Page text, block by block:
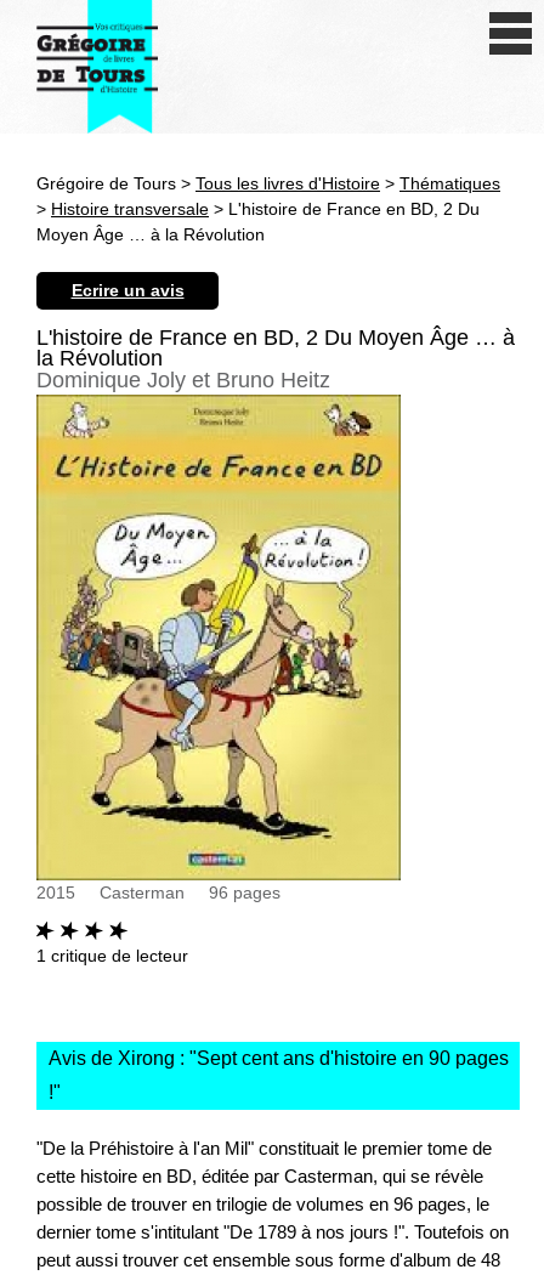
Antiquité
XXe siècle
Autres civilisations
Thématiques
Grégoire de Tours > Tous les livres d'Histoire > Thématiques
> Histoire transversale > L'histoire de France en BD, 2 Du
Moyen Âge … à la Révolution
Ecrire un avis
L'histoire de France en BD, 2 Du Moyen Âge … à
la Révolution
Dominique Joly et Bruno Heitz
2015 Casterman 96 pages
1 critique de lecteur
Avis de Xirong : "Sept cent ans d'histoire en 90 pages
!"
"De la Préhistoire à l'an Mil" constituait le premier tome de
cette histoire en BD, éditée par Casterman, qui se révèle
possible de trouver en trilogie de volumes en 96 pages, le
dernier tome s'intitulant "De 1789 à nos jours !". Toutefois on
peut aussi trouver cet ensemble sous forme d'album de 48